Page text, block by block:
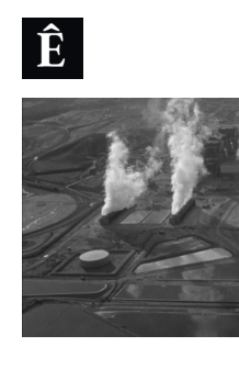
Aller
contenu
Navigation
articles